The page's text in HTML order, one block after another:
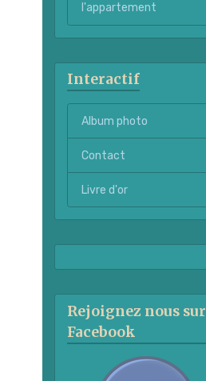
l'appartement
Interactif
Album photo
Contact
Livre d'or
Rejoignez nous sur
Facebook